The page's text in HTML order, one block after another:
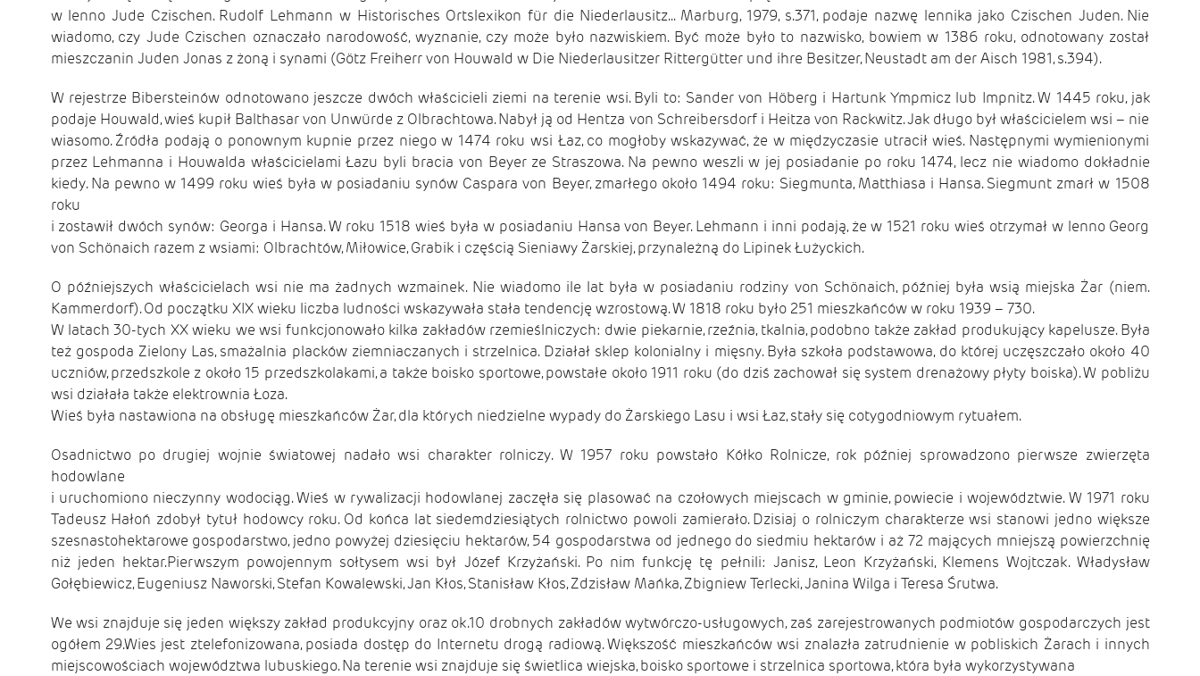
w lenno Jude Czischen. Rudolf Lehmann w Historisches Ortslexikon für die Niederlausitz... Marburg, 1979, s.371, podaje nazwę lennika jako Czischen Juden. Nie
wiadomo, czy Jude Czischen oznaczało narodowość, wyznanie, czy może było nazwiskiem. Być może było to nazwisko, bowiem w 1386 roku, odnotowany został
mieszczanin Juden Jonas z żoną i synami (Götz Freiherr von Houwald w Die Niederlausitzer Rittergütter und ihre Besitzer, Neustadt am der Aisch 1981, s.394).
W rejestrze Bibersteinów odnotowano jeszcze dwóch właścicieli ziemi na terenie wsi. Byli to: Sander von Höberg i Hartunk Ympmicz lub Impnitz. W 1445 roku, jak
podaje Houwald, wieś kupił Balthasar von Unwürde z Olbrachtowa. Nabył ją od Hentza von Schreibersdorf i Heitza von Rackwitz. Jak długo był właścicielem wsi – nie
wiasomo. Źródła podają o ponownym kupnie przez niego w 1474 roku wsi Łaz, co mogłoby wskazywać, że w międzyczasie utracił wieś. Następnymi wymienionymi
przez Lehmanna i Houwalda właścicielami Łazu byli bracia von Beyer ze Straszowa. Na pewno weszli w jej posiadanie po roku 1474, lecz nie wiadomo dokładnie
kiedy. Na pewno w 1499 roku wieś była w posiadaniu synów Caspara von Beyer, zmarłego około 1494 roku: Siegmunta, Matthiasa i Hansa. Siegmunt zmarł w 1508
roku
i zostawił dwóch synów: Georga i Hansa. W roku 1518 wieś była w posiadaniu Hansa von Beyer. Lehmann i inni podają, że w 1521 roku wieś otrzymał w lenno Georg
von Schönaich razem z wsiami: Olbrachtów, Miłowice, Grabik i częścią Sieniawy Żarskiej, przynależną do Lipinek Łużyckich.
O późniejszych właścicielach wsi nie ma żadnych wzmainek. Nie wiadomo ile lat była w posiadaniu rodziny von Schönaich, później była wsią miejska Żar (niem.
Kammerdorf). Od początku XIX wieku liczba ludności wskazywała stała tendencję wzrostową. W 1818 roku było 251 mieszkańców w roku 1939 – 730.
W latach 30-tych XX wieku we wsi funkcjonowało kilka zakładów rzemieślniczych: dwie piekarnie, rzeźnia, tkalnia, podobno także zakład produkujący kapelusze. Była
też gospoda Zielony Las, smażalnia placków ziemniaczanych i strzelnica. Działał sklep kolonialny i mięsny. Była szkoła podstawowa, do której uczęszczało około 40
uczniów, przedszkole z około 15 przedszkolakami, a także boisko sportowe, powstałe około 1911 roku (do dziś zachował się system drenażowy płyty boiska). W pobliżu
wsi działała także elektrownia Łoza.
Wieś była nastawiona na obsługę mieszkańców Żar, dla których niedzielne wypady do Żarskiego Lasu i wsi Łaz, stały się cotygodniowym rytuałem.
Osadnictwo po drugiej wojnie światowej nadało wsi charakter rolniczy. W 1957 roku powstało Kółko Rolnicze, rok później sprowadzono pierwsze zwierzęta
hodowlane
i uruchomiono nieczynny wodociąg. Wieś w rywalizacji hodowlanej zaczęła się plasować na czołowych miejscach w gminie, powiecie i województwie. W 1971 roku
Tadeusz Hałoń zdobył tytuł hodowcy roku. Od końca lat siedemdziesiątych rolnictwo powoli zamierało. Dzisiaj o rolniczym charakterze wsi stanowi jedno większe
szesnastohektarowe gospodarstwo, jedno powyżej dziesięciu hektarów, 54 gospodarstwa od jednego do siedmiu hektarów i aż 72 mających mniejszą powierzchnię
niż jeden hektar.Pierwszym powojennym sołtysem wsi był Józef Krzyżański. Po nim funkcję tę pełnili: Janisz, Leon Krzyżański, Klemens Wojtczak. Władysław
Gołębiewicz, Eugeniusz Naworski, Stefan Kowalewski, Jan Kłos, Stanisław Kłos, Zdzisław Mańka, Zbigniew Terlecki, Janina Wilga i Teresa Śrutwa.
We wsi znajduje się jeden większy zakład produkcyjny oraz ok.10 drobnych zakładów wytwórczo-usługowych, zaś zarejestrowanych podmiotów gospodarczych jest
ogółem 29.Wies jest ztelefonizowana, posiada dostęp do Internetu drogą radiową. Większość mieszkańców wsi znalazła zatrudnienie w pobliskich Żarach i innych
miejscowościach województwa lubuskiego. Na terenie wsi znajduje się świetlica wiejska, boisko sportowe i strzelnica sportowa, która była wykorzystywana